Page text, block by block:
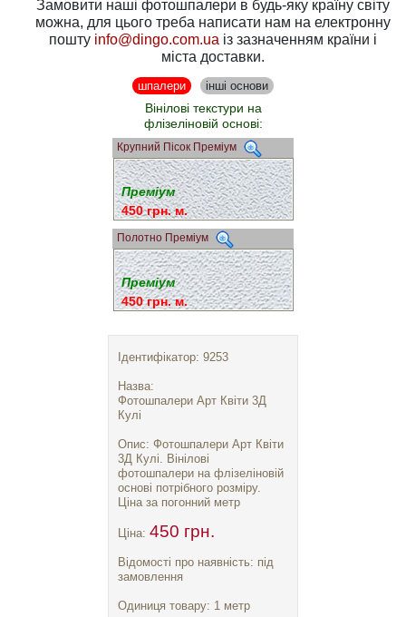
Замовити наші фотошпалери в будь-яку країну світу
можна, для цього треба написати нам на електронну
пошту info@dingo.com.ua із зазначенням країни і
міста доставки.
шпалери інші основи
Вінілові текстури на
флізеліновій основі:
Крупний Пісок Преміум
Преміум
450 грн. м.
Полотно Преміум
Преміум
450 грн. м.
Ідентифікатор: 9253
Назва:
Фотошпалери Арт Квіти 3Д
Кулі
Опис: Фотошпалери Арт Квіти
3Д Кулі. Вінілові
фотошпалери на флізеліновій
основі потрібного розміру.
Ціна за погонний метр
Ціна: 450 грн.
Відомості про наявність: під
замовлення
Одиниця товару: 1 метр